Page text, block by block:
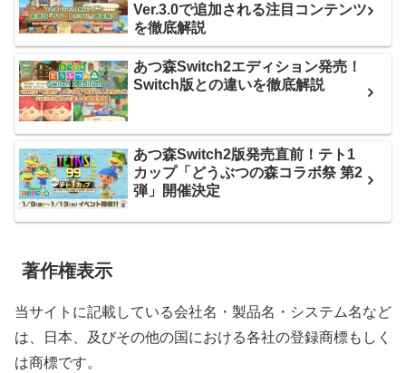
Ver.3.0で追加される注目コンテンツ
を徹底解説
あつ森Switch2エディション発売！
Switch版との違いを徹底解説
あつ森Switch2版発売直前！テト1
カップ「どうぶつの森コラボ祭 第2
弾」開催決定
著作権表示
当サイトに記載している会社名・製品名・システム名など
は、日本、及びその他の国における各社の登録商標もしく
は商標です。